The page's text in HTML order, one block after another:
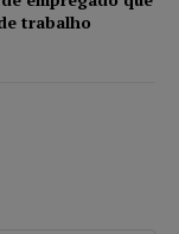
trabalho